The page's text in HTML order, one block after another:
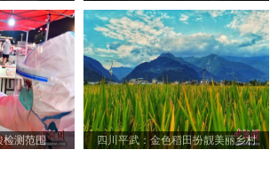
检测范围 四川平武：金色稻田扮靓美丽乡村